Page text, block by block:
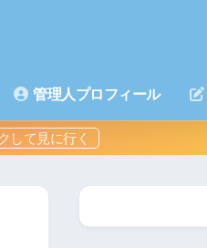
管理人プロフィール